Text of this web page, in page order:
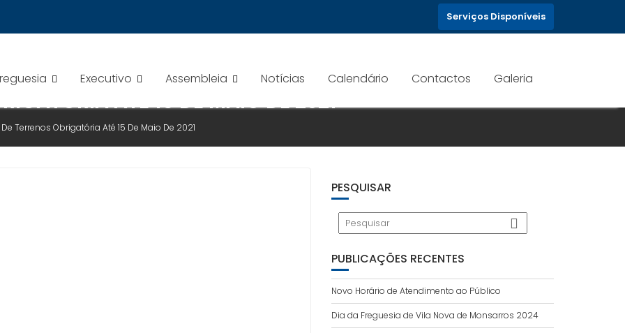
Serviços Disponíveis
Executivo Assembleia Notícias Calendário Contactos Galeria
ATÉ 15 DE MAIO DE 2021
Terrenos Obrigatória Até 15 De Maio De 2021
PESQUISAR
PUBLICAÇÕES RECENTES
Novo Horário de Atendimento ao Público
Dia da Freguesia de Vila Nova de Monsarros 2024